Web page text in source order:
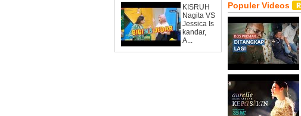
KISRUH
Nagita VS
Jessica Is
kandar,
A...
Populer Videos